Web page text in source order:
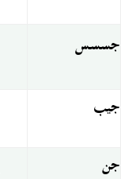
جسسس
جيب
جن